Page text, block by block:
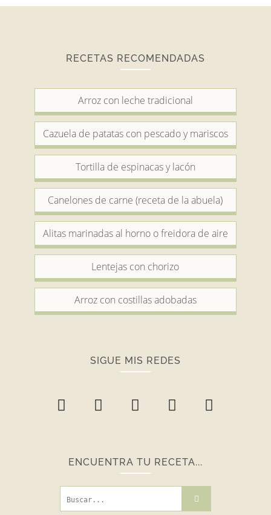
RECETAS RECOMENDADAS
Arroz con leche tradicional
Cazuela de patatas con pescado y mariscos
Tortilla de espinacas y lacón
Canelones de carne (receta de la abuela)
Alitas marinadas al horno o freidora de aire
Lentejas con chorizo
Arroz con costillas adobadas
SIGUE MIS REDES
ENCUENTRA TU RECETA...